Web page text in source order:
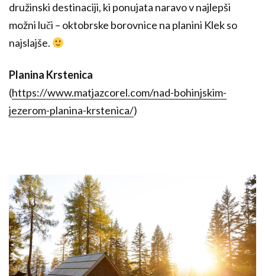
družinski destinaciji, ki ponujata naravo v najlepši
možni luči – oktobrske borovnice na planini Klek so
najslajše.
Planina Krstenica
(https://www.matjazcorel.com/nad-bohinjskim-
jezerom-planina-krstenica/)